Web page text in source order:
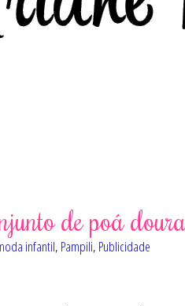
de poá
infantil, Pampili, Publicidade